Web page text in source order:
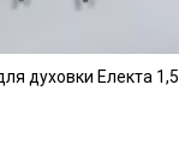
духовки Електа 1,5